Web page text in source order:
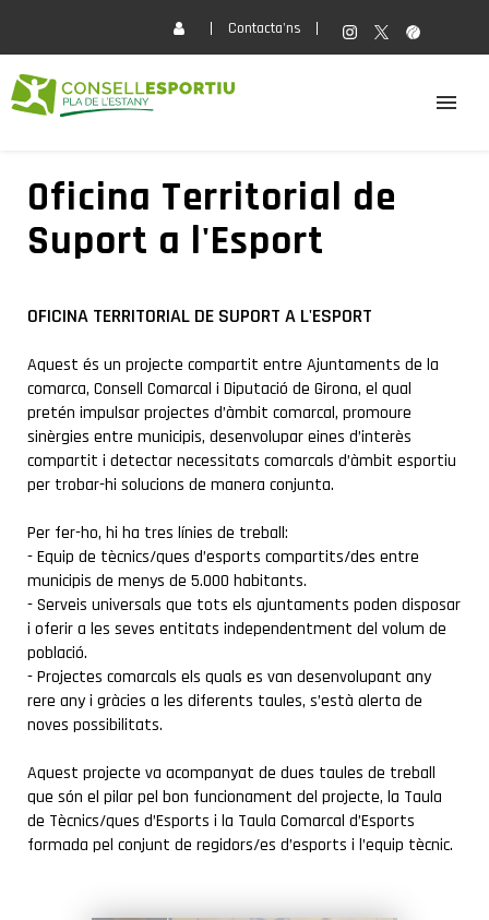
Contacta'ns
EL CONSELL
ACTIVITATS
SERVEIS
FORMACIÓ
ACTUALITAT
Oficina Territorial de
Suport a l'Esport
OFICINA TERRITORIAL DE SUPORT A L'ESPORT
Aquest és un projecte compartit entre Ajuntaments de la
comarca, Consell Comarcal i Diputació de Girona, el qual
pretén impulsar projectes d’àmbit comarcal, promoure
sinèrgies entre municipis, desenvolupar eines d’interès
compartit i detectar necessitats comarcals d’àmbit esportiu
per trobar-hi solucions de manera conjunta.
Per fer-ho, hi ha tres línies de treball:
- Equip de tècnics/ques d’esports compartits/des entre
municipis de menys de 5.000 habitants.
- Serveis universals que tots els ajuntaments poden disposar
i oferir a les seves entitats independentment del volum de
població.
- Projectes comarcals els quals es van desenvolupant any
rere any i gràcies a les diferents taules, s’està alerta de
noves possibilitats.
Aquest projecte va acompanyat de dues taules de treball
que són el pilar pel bon funcionament del projecte, la Taula
de Tècnics/ques d’Esports i la Taula Comarcal d’Esports
formada pel conjunt de regidors/es d’esports i l’equip tècnic.